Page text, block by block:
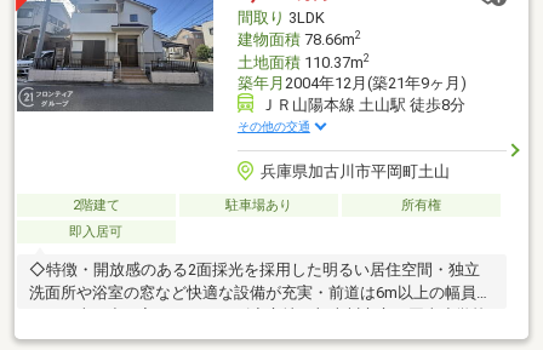
間取り 3LDK
建物面積78.66m2
土地面積110.37m2
築年月 2004年12月(築21年9ヶ月)
ＪＲ山陽本線 土山駅 徒歩8分
その他の交通
兵庫県加古川市平岡町土山
2階建て 駐車場あり
所有権
即入居可
◇特徴・開放感のある2面採光を採用した明るい居住空間・独立
洗面所や浴室の窓など快適な設備が充実・前道は6m以上の幅員が
まで徒歩約5分・加古川市立平岡中学校まで徒歩約38分◆◇弊社